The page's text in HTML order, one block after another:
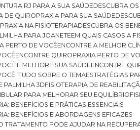
RJ PARA A SUA SAÚDE
DESCUBRA
DE QUIROPRAXIA PARA SUA SAÚDE
NA FISIOTERAPIA
DESCUBRA OS
PARA JOANETE EM QUAIS CASOS A
PERTO DE VOCÊ ENCONTRE A MELHOR
ENCONTRE QUIROPRAXIA PERTO DE
E MELHORE SUA SAÚDE ENCONTRE
TUDO SOBRE O TEMA ESTRATÉGIAS
PALMILHA 3D
FISIOTERAPIA DE
PARA MELHORAR SEU EQUILÍBRIO
BENEFÍCIOS E PRÁTICAS ESSENCIAIS
BENEFÍCIOS E ABORDAGENS EFICAZES
TRATAMENTO PODE AJUDAR NA